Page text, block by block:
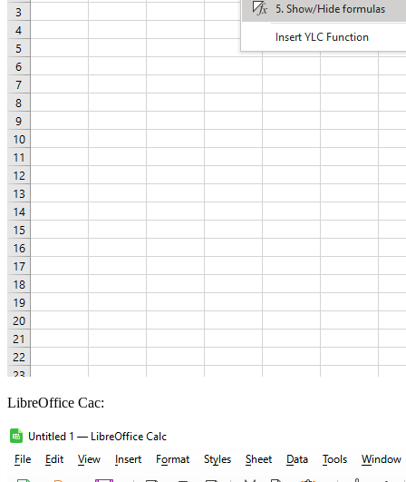
LibreOffice Cac: